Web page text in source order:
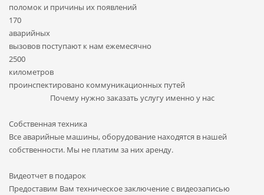
поломок и причины их появлений
170
аварийных
вызовов поступают к нам ежемесячно
2500
километров
проинспектировано коммуникационных путей
Почему нужно заказать услугу именно у нас
Собственная техника
Все аварийные машины, оборудование находятся в нашей
собственности. Мы не платим за них аренду.
Видеотчет в подарок
Предоставим Вам техническое заключение с видеозаписью